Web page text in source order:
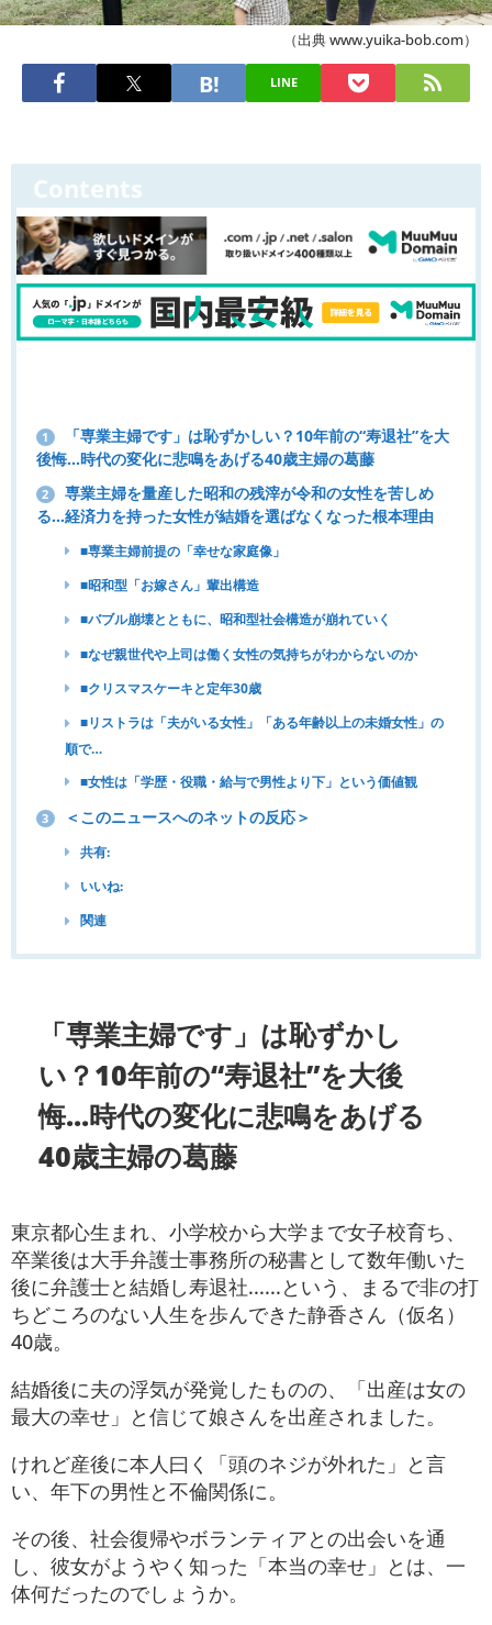
（出典 www.yuika-bob.com）
LINE
Contents
1
「専業主婦です」は恥ずかしい？10年前の“寿退社”を大
後悔...時代の変化に悲鳴をあげる40歳主婦の葛藤
2
専業主婦を量産した昭和の残滓が令和の女性を苦しめ
る…経済力を持った女性が結婚を選ばなくなった根本理由
■専業主婦前提の「幸せな家庭像」
■昭和型「お嫁さん」輩出構造
■バブル崩壊とともに、昭和型社会構造が崩れていく
■なぜ親世代や上司は働く女性の気持ちがわからないのか
■クリスマスケーキと定年30歳
■リストラは「夫がいる女性」「ある年齢以上の未婚女性」の
順で…
■女性は「学歴・役職・給与で男性より下」という価値観
3 ＜このニュースへのネットの反応＞
共有:
いいね:
関連
「専業主婦です」は恥ずかし
い？10年前の“寿退社”を大後
悔...時代の変化に悲鳴をあげる
40歳主婦の葛藤
東京都心生まれ、小学校から大学まで女子校育ち、
卒業後は大手弁護士事務所の秘書として数年働いた
後に弁護士と結婚し寿退社......という、まるで非の打
ちどころのない人生を歩んできた静香さん（仮名）
40歳。
結婚後に夫の浮気が発覚したものの、「出産は女の
最大の幸せ」と信じて娘さんを出産されました。
けれど産後に本人曰く「頭のネジが外れた」と言
い、年下の男性と不倫関係に。
その後、社会復帰やボランティアとの出会いを通
し、彼女がようやく知った「本当の幸せ」とは、一
体何だったのでしょうか。